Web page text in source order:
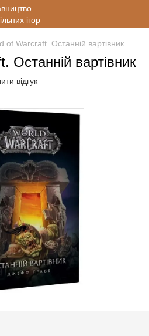
of Warcraft. Останній вартівник
Останній вартівник
відгук